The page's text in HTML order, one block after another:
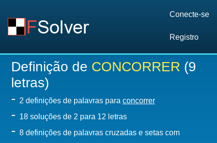
Conecte-se
Registro
Definição de CONCORRER (9
letras)
- 2 definições de palavras para concorrer
- 18 soluções de 2 para 12 letras
- 8 definições de palavras cruzadas e setas com